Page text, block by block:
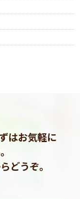
はお気軽に
どうぞ。